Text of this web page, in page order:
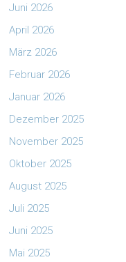
Juni 2026
April 2026
März 2026
Februar 2026
Januar 2026
Dezember 2025
November 2025
Oktober 2025
August 2025
Juli 2025
Juni 2025
Mai 2025